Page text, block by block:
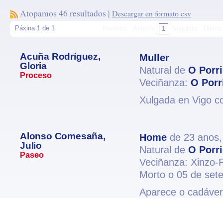
Atopamos 46 resultados | Descargar en formato csv
Páxina 1 de 1 1
Acuña Rodríguez,
Gloria
Proceso
Muller
Natural de O
Veciñanza: O
Xulgada en Vigo
Alonso Comesaña,
Julio
Paseo
Home de 23
Natural de O
Veciñanza:
Morto o 05 de
Aparece o